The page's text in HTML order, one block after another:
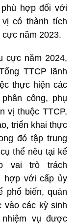
hợp đối với
có thành tích
năm 2023.
cực năm 2024,
TTCP lãnh
thực hiện các
công, phụ
vị thuộc TTCP,
triển khai thực
đó tập trung
thể nêu tại kế
vai trò trách
hợp với cấp ủy
phổ biến, quán
vào các kỳ sinh
vụ được